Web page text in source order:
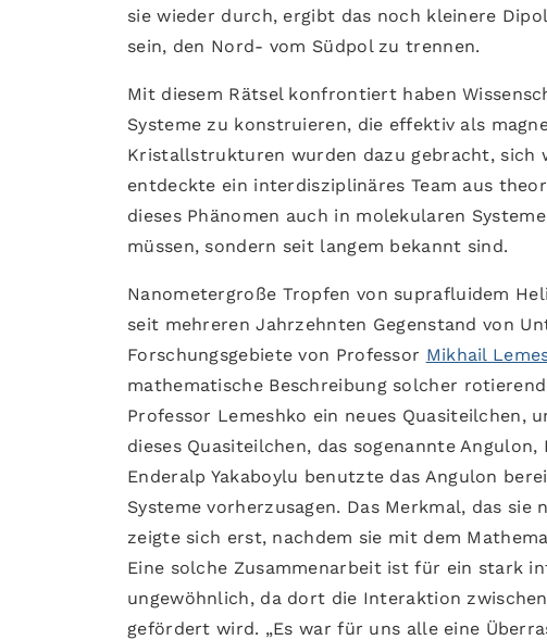
sie wieder durch, ergibt das noch kleinere
sein, den Nord- vom Südpol zu trennen.
Mit diesem Rätsel konfrontiert haben
Systeme zu konstruieren, die effektiv als
Kristallstrukturen wurden dazu gebracht, sich
entdeckte ein interdisziplinäres Team aus
dieses Phänomen auch in molekularen
müssen, sondern seit langem bekannt sind.
Nanometergroße Tropfen von suprafluidem
seit mehreren Jahrzehnten Gegenstand von
Forschungsgebiete von Professor Mikhail
mathematische Beschreibung solcher
Professor Lemeshko ein neues Quasiteilchen,
dieses Quasiteilchen, das sogenannte
Enderalp Yakaboylu benutzte das Angulon
Systeme vorherzusagen. Das Merkmal, das
zeigte sich erst, nachdem sie mit dem
Eine solche Zusammenarbeit ist für ein stark
ungewöhnlich, da dort die Interaktion
gefördert wird. „Es war für uns alle eine